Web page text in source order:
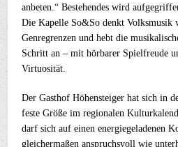
anbeten.“ Bestehendes wird
Die Kapelle So&So denkt Volksmusik
Genregrenzen und hebt die
Schritt an – mit hörbarer Spielfreude
Virtuosität.
Der Gasthof Höhensteiger hat sich in
feste Größe im regionalen
darf sich auf einen energiegeladenen
gleichermaßen anspruchsvoll wie